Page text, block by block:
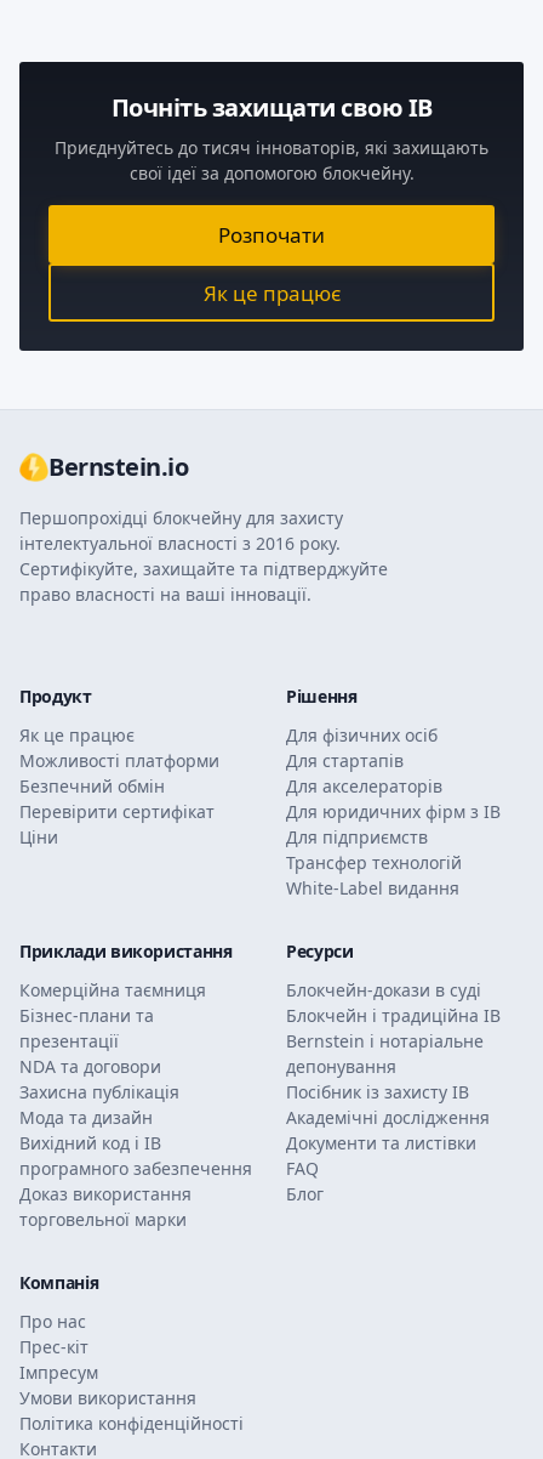
Почніть захищати свою ІВ
Приєднуйтесь до тисяч інноваторів, які захищають
свої ідеї за допомогою блокчейну.
Розпочати
Як це працює
Bernstein.io
Першопрохідці блокчейну для захисту
інтелектуальної власності з 2016 року.
Сертифікуйте, захищайте та підтверджуйте
право власності на ваші інновації.
Продукт
Як це працює
Можливості платформи
Безпечний обмін
Перевірити сертифікат
Ціни
Рішення
Для фізичних осіб
Для стартапів
Для акселераторів
Для юридичних фірм з ІВ
Для підприємств
Трансфер технологій
White-Label видання
Приклади використання
Комерційна таємниця
Бізнес-плани та
презентації
NDA та договори
Захисна публікація
Мода та дизайн
Вихідний код і ІВ
програмного забезпечення
Доказ використання
торговельної марки
Ресурси
Блокчейн-докази в суді
Блокчейн і традиційна ІВ
Bernstein і нотаріальне
депонування
Посібник із захисту ІВ
Академічні дослідження
Документи та листівки
FAQ
Блог
Компанія
Про нас
Прес-кіт
Імпресум
Умови використання
Політика конфіденційності
Контакти